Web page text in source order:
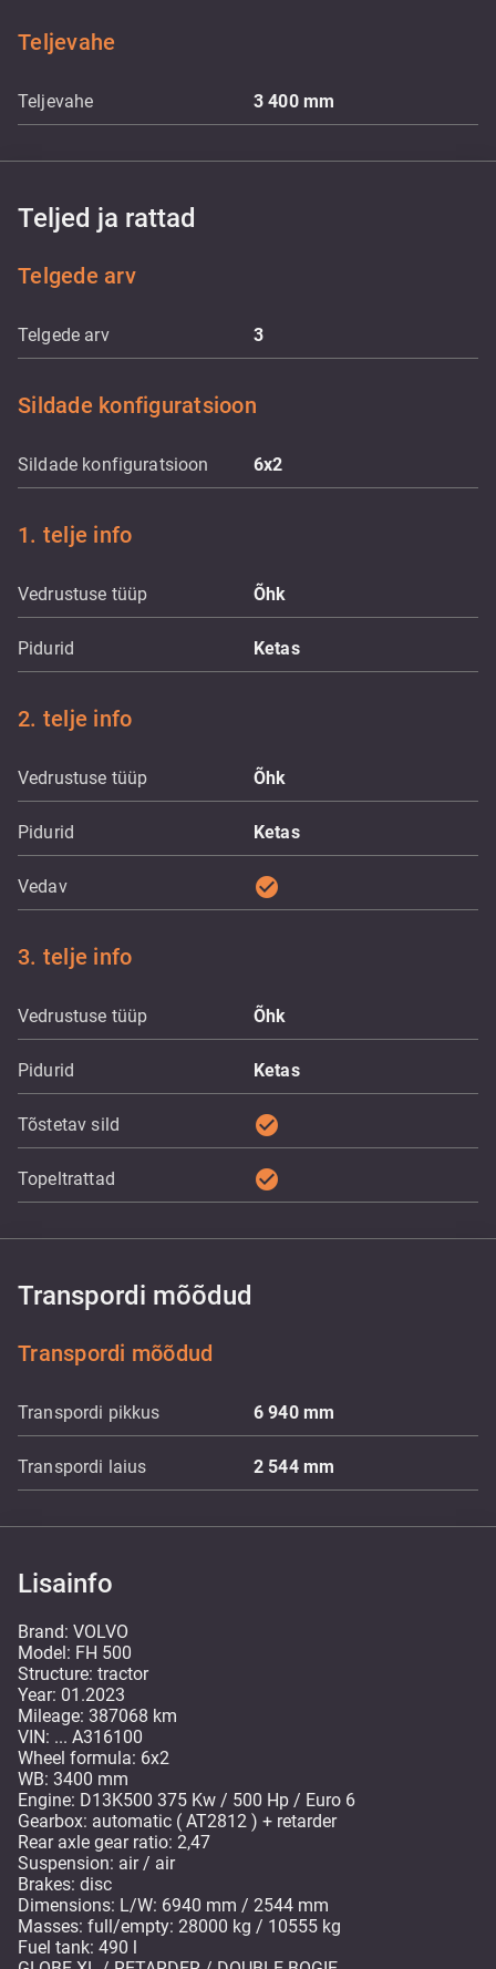
Teljevahe
Teljevahe 3 400 mm
Teljed ja rattad
Telgede arv
Telgede arv 3
Sildade konfiguratsioon
Sildade konfiguratsioon 6x2
1. telje info
Vedrustuse tüüp Õhk
Pidurid Ketas
2. telje info
Vedrustuse tüüp Õhk
Pidurid Ketas
Vedav check_circle
3. telje info
Vedrustuse tüüp Õhk
Pidurid Ketas
Tõstetav sild check_circle
Topeltrattad check_circle
Transpordi mõõdud
Transpordi mõõdud
Transpordi pikkus 6 940 mm
Transpordi laius 2 544 mm
Lisainfo
Brand: VOLVO
Model: FH 500
Structure: tractor
Year: 01.2023
Mileage: 387068 km
VIN: ... A316100
Wheel formula: 6x2
WB: 3400 mm
Engine: D13K500 375 Kw / 500 Hp / Euro 6
Gearbox: automatic ( AT2812 ) + retarder
Rear axle gear ratio: 2,47
Suspension: air / air
Brakes: disc
Dimensions: L/W: 6940 mm / 2544 mm
Masses: full/empty: 28000 kg / 10555 kg
Fuel tank: 490 l